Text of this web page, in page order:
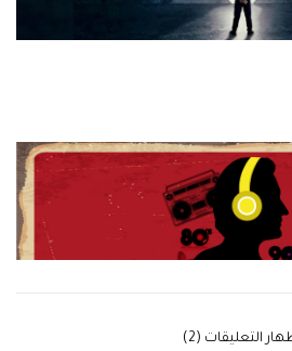
التعليقات (2)